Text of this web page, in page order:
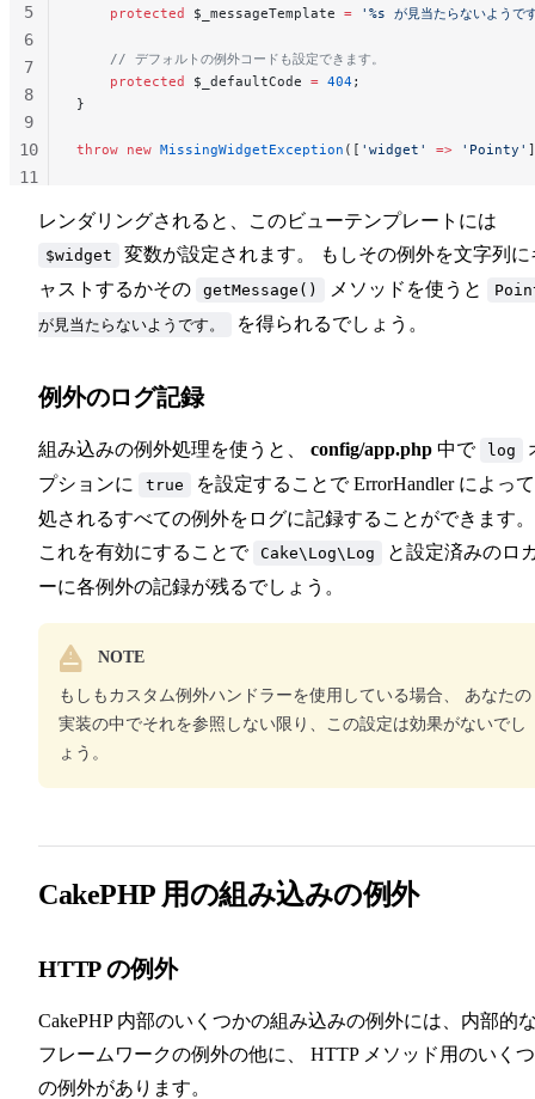
    protected
$_messageTemplate = '%s が見当たらないようで
    // デフォルトの例外コードも設定できます。
    protected
$_defaultCode = 404;
}
throw new MissingWidgetException ([ 'widget' => 'Pointy'
5
6
7
8
9
10
11
レンダリングされると、このビューテンプレートには
$widget
変数が設定されます。 もしその例外を文字列に
ャストするかその
getMessage() メソッドを使うと
が見当たらないようです。
を得られるでしょう。
例外のログ記録
組み込みの例外処理を使うと、 config/app.php 中で log
プションに
true
を設定することで ErrorHandler によっ
処されるすべての例外をログに記録することができます。
これを有効にすることで Cake\Log\Log
と設定済みのロ
ーに各例外の記録が残るでしょう。
NOTE
もしもカスタム例外ハンドラーを使用している場合、 あなたの
実装の中でそれを参照しない限り、この設定は効果がないでし
ょう。
CakePHP 用の組み込みの例外
HTTP の例外
CakePHP 内部のいくつかの組み込みの例外には、内部的
フレームワークの例外の他に、 HTTP メソッド用のいく
の例外があります。